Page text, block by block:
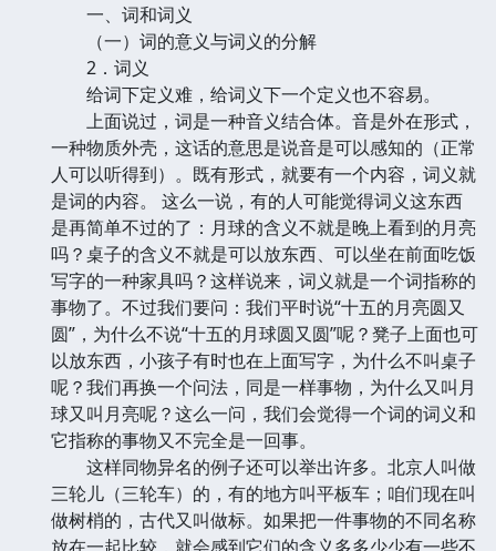
一、词和词义
（一）词的意义与词义的分解
2．词义
给词下定义难，给词义下一个定义也不容易。
上面说过，词是一种音义结合体。音是外在形式，
一种物质外壳，这话的意思是说音是可以感知的（正常
人可以听得到）。既有形式，就要有一个内容，词义就
是词的内容。 这么一说，有的人可能觉得词义这东西
是再简单不过的了：月球的含义不就是晚上看到的月亮
吗？桌子的含义不就是可以放东西、可以坐在前面吃饭
写字的一种家具吗？这样说来，词义就是一个词指称的
事物了。不过我们要问：我们平时说“十五的月亮圆又
圆”，为什么不说“十五的月球圆又圆”呢？凳子上面也可
以放东西，小孩子有时也在上面写字，为什么不叫桌子
呢？我们再换一个问法，同是一样事物，为什么又叫月
球又叫月亮呢？这么一问，我们会觉得一个词的词义和
它指称的事物又不完全是一回事。
这样同物异名的例子还可以举出许多。北京人叫做
三轮儿（三轮车）的，有的地方叫平板车；咱们现在叫
做树梢的，古代又叫做标。如果把一件事物的不同名称